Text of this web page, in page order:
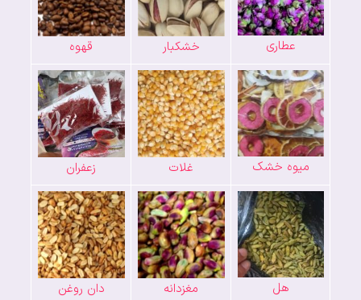
عطاری خشکبار قهوه
میوه خشک غلات زعفران
هل مغزدانه دان روغن